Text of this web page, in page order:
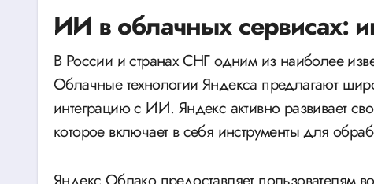
ИИ в облачных сервисах:
В России и странах СНГ одним из наиболее
Облачные технологии Яндекса предлагают
интеграцию с ИИ. Яндекс активно развивает
которое включает в себя инструменты для